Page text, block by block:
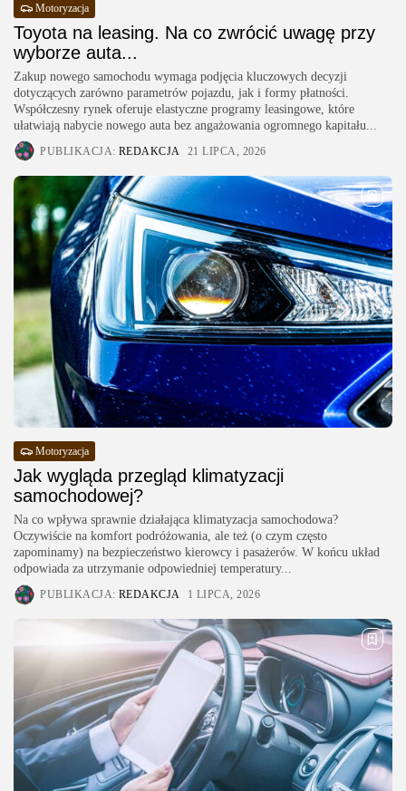
Motoryzacja
Toyota na leasing. Na co zwrócić uwagę przy
wyborze auta...
Zakup nowego samochodu wymaga podjęcia kluczowych decyzji
dotyczących zarówno parametrów pojazdu, jak i formy płatności.
Współczesny rynek oferuje elastyczne programy leasingowe, które
ułatwiają nabycie nowego auta bez angażowania ogromnego kapitału...
PUBLIKACJA: REDAKCJA 21 LIPCA, 2026
Motoryzacja
Jak wygląda przegląd klimatyzacji
samochodowej?
Na co wpływa sprawnie działająca klimatyzacja samochodowa?
Oczywiście na komfort podróżowania, ale też (o czym często
zapominamy) na bezpieczeństwo kierowcy i pasażerów. W końcu układ
odpowiada za utrzymanie odpowiedniej temperatury...
PUBLIKACJA: REDAKCJA 1 LIPCA, 2026